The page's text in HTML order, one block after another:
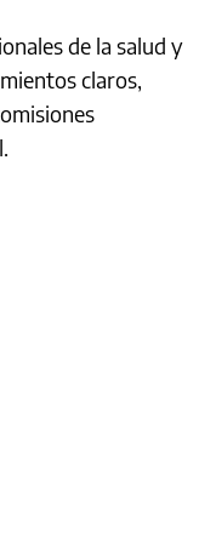
de la salud y
claros,